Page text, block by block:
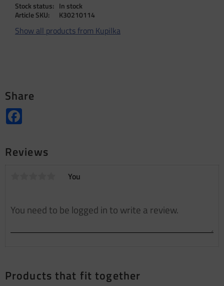
Stock status
In stock
Article SKU
K30210114
Show all products from Kupilka
Share
Reviews
You
Products that fit together